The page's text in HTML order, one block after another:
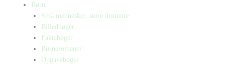
Børn
Små mennesker, store drømme
Billedbøger
Faktabøger
Børneromaner
Opgavebøger